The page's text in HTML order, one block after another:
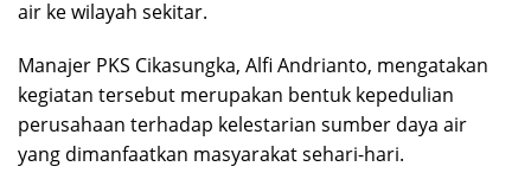
air ke wilayah sekitar.
Manajer PKS Cikasungka, Alfi Andrianto, mengatakan
kegiatan tersebut merupakan bentuk kepedulian
perusahaan terhadap kelestarian sumber daya air
yang dimanfaatkan masyarakat sehari-hari.